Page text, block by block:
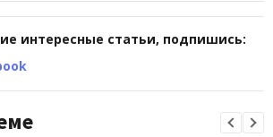
интересные статьи, подпишись: